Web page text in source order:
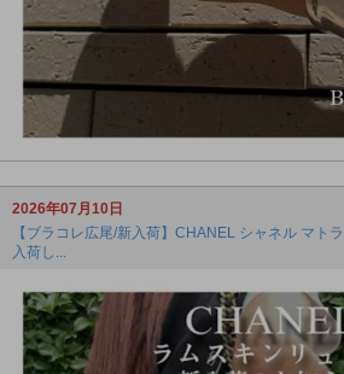
2026年07月10日
【ブラコレ広尾/新入荷】CHANEL シャネル マト
入荷し...